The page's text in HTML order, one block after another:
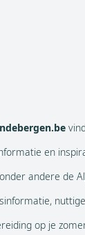
en
andere de
op je